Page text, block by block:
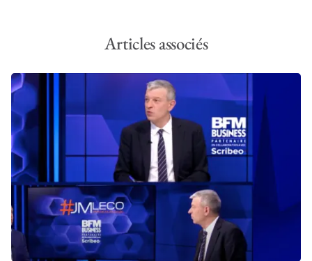
Articles associés